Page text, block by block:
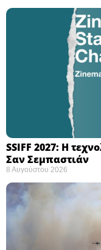
SSIFF 2027: Η
Σαν Σεμπαστιάν ​
8 Αυγούστου 2026